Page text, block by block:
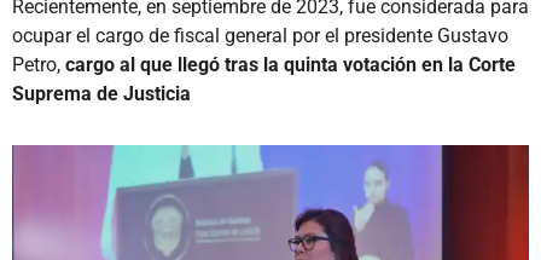
Recientemente, en septiembre de 2023, fue considerada para
ocupar el cargo de fiscal general por el presidente Gustavo
Petro, cargo al que llegó tras la quinta votación en la Corte
Suprema de Justicia